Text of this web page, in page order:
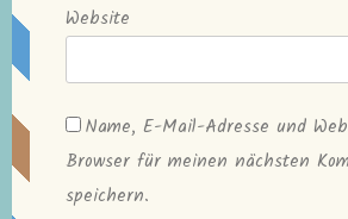
Website
Name, E-Mail-Adresse und
Browser für meinen nächsten
speichern.